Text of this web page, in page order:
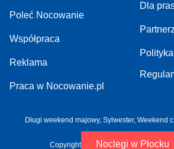
Noclegi w Płocku
Poleć Nocowanie
Współpraca
Reklama
Praca w Nocowanie.pl
Dla
Długi weekend majowy, Sylwester, Weekend
Copyright 2005-2026 by